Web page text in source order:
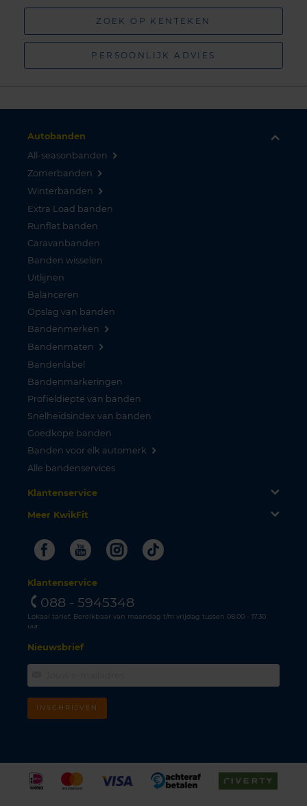
ZOEK OP KENTEKEN
PERSOONLIJK ADVIES
Autobanden
All-seasonbanden
Zomerbanden
Winterbanden
Extra Load banden
Runflat banden
Caravanbanden
Banden wisselen
Uitlijnen
Balanceren
Opslag van banden
Bandenmerken
Bandenmaten
Bandenlabel
Bandenmarkeringen
Profieldiepte van banden
Snelheidsindex van banden
Goedkope banden
Banden voor elk automerk
Alle bandenservices
Klantenservice
Meer KwikFit
FacebookYoutubeInstagram
Tiktok
Klantenservice
088 - 5945348
Lokaal tarief. Bereikbaar van maandag t/m vrijdag tussen 08.00 - 17.30
uur.
Nieuwsbrief
INSCHRIJVEN